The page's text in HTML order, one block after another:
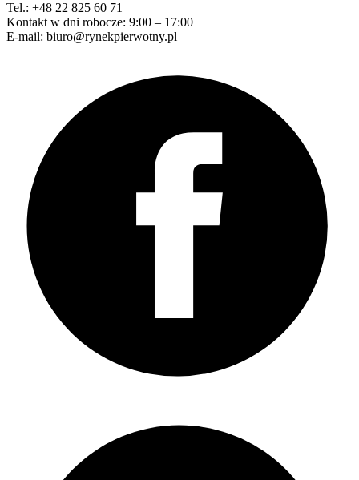
Tel.: +48 22 825 60 71
Kontakt w dni robocze: 9:00 – 17:00
E-mail: biuro@rynekpierwotny.pl